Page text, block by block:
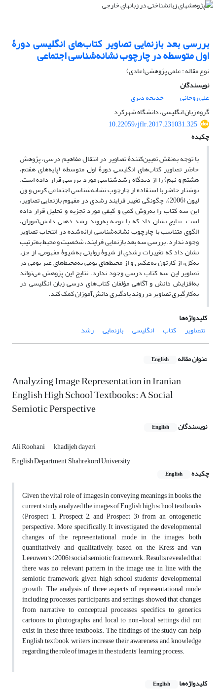
بررسی بعد بازنمایی تصاویر کتاب‌های انگلیسی دورۀ
اول متوسطه در چارچوب نشانه‌شناسی اجتماعی
نوع مقاله : علمی پژوهشی(عادی)
نویسندگان
علی روحانی
خدیجه دیری
گروه زبان انگلیسی، دانشگاه شهرکرد
10.22059/jflr.2017.231031.325
چکیده
با توجه به‌نقش تعیین‌کنندۀ تصاویر در انتقال مفاهیم درسی، پژوهش
حاضر تصاویر کتاب‌های انگلیسی دورۀ اول متوسطه (پایه‌های هفتم،
هشتم و نهم) را از دیدگاه رشد‌شناسی مورد ‌بررسی قرار داده است.
نوشتار حاضر با استفاده از چارچوب نشانه‌شناسی اجتماعی کرس و ون
لیون (2006)، چگونگی تغییر فرایند رشدی در مفهوم بازنمایی تصاویر،
این سه کتاب را به‌روش کمی و کیفی مورد تجزیه ‌و ‌تحلیل قرار داده‌
است. نتایج نشان داد که با توجه به‌روند رشد ذهنی دانش‌آموزان،
الگوی متناسب با چارچوب نشانه‌شناسی ارائه‌شده در انتخاب تصاویر
وجود ندارد. بررسی سه بعد بازنمایی فرایند، شخصیت و محیط به‌ترتیب
نشان داد که تغییرات رشدی از شیوۀ روایتی به‌شیوۀ مفهومی، از جزء
به‌کل، از کارتون به‌عکس و از محیط‌های بومی به‌محیط‌های غیر بومی در
تصاویر این سه کتاب درسی وجود ندارد. نتایج این پژوهش می‌تواند
به‌افزایش دانش و آگاهی مؤلفان کتاب‌های درسی زبان انگلیسی در
به‌کارگیری تصاویر در روند یادگیری دانش‌آموزان کمک کند.
کلیدواژه‌ها
تتصاویر
کتاب انگلیسی بازنمایی رشد
عنوان مقاله English
Analyzing Image Representation in Iranian
English High School Textbooks: A Social
Semiotic Perspective
نویسندگان English
Ali Roohani
khadijeh dayeri
English Department, Shahrekord University
چکیده
English
Given the vital role of images in conveying meanings in books, the
current study analyzed the images of English high school textbooks
(Prospect 1, Prospect 2, and Prospect 3) from an ontogenetic
perspective. More specifically, It investigated the developmental
changes of the representational mode in the images, both
quantitatively and qualitatively, based on the Kress and van
Leeuwen’s (2006) social semiotic framework. Results revealed that
there was no relevant pattern in the image use in line with the
semiotic framework, given high school students’ developmental
growth. The analysis of three aspects of representational mode,
including processes, participants, and settings, showed that changes
from narrative to conceptual processes, specifics to generics,
cartoons to photographs, and local to non-local settings did not
exist in these three textbooks. The findings of the study can help
English textbook writers increase their awareness and knowledge
regarding the role of images in the students’ learning process.
کلیدواژه‌ها English